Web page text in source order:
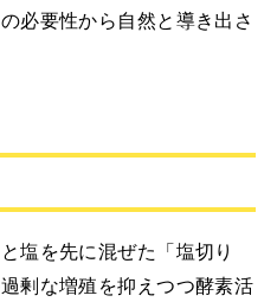
必要性から自然と導き出さ
塩を先に混ぜた「塩切り
剰な増殖を抑えつつ酵素活